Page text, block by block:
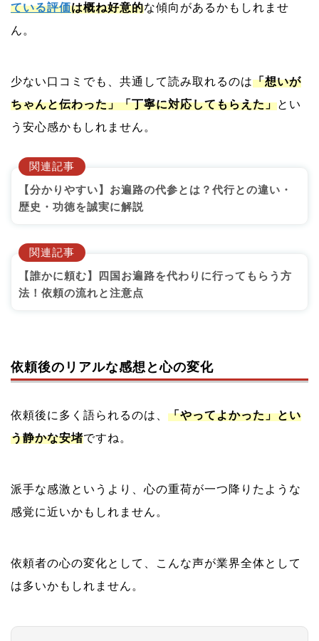
ている評価は概ね好意的な傾向があるかもしれませ
ん。
少ない口コミでも、共通して読み取れるのは「想いが
ちゃんと伝わった」「丁寧に対応してもらえた」とい
う安心感かもしれません。
関連記事
【分かりやすい】お遍路の代参とは？代行との違い・
歴史・功徳を誠実に解説
関連記事
【誰かに頼む】四国お遍路を代わりに行ってもらう方
法！依頼の流れと注意点
依頼後のリアルな感想と心の変化
依頼後に多く語られるのは、 「やってよかった」とい
う静かな安堵ですね。
派手な感激というより、心の重荷が一つ降りたような
感覚に近いかもしれません。
依頼者の心の変化として、こんな声が業界全体として
は多いかもしれません。